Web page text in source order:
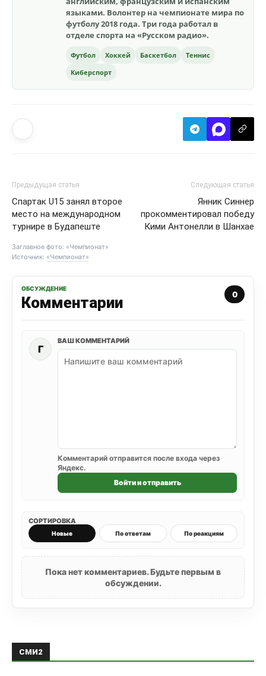
языками. Волонтер на чемпионате мира по
футболу 2018 года. Три года работал в
отделе спорта на «Русском радио».
Футбол Хоккей Баскетбол
Теннис
Киберспорт
Предыдущая статья
Спартак U15 занял второе
место на международном
турнире в Будапеште
Следующая статья
Янник Синнер
прокомментировал победу
Кими Антонелли в Шанхае
Заглавное фото: «Чемпионат»
Источник: «Чемпионат»
ОБСУЖДЕНИЕ
Комментарии 0
Г
ВАШ КОММЕНТАРИЙ
Комментарий отправится после входа через
Яндекс.
Войти и отправить
СОРТИРОВКА
Новые По ответам По реакциям
Пока нет комментариев. Будьте первым в
обсуждении.
СМИ2